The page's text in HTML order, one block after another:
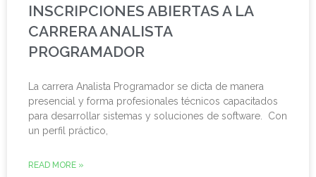
INSCRIPCIONES ABIERTAS A LA
CARRERA ANALISTA
PROGRAMADOR
La carrera Analista Programador se dicta de manera
presencial y forma profesionales técnicos capacitados
para desarrollar sistemas y soluciones de software. Con
un perfil práctico,
READ MORE »